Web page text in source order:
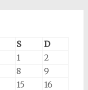
S
D
1
2
8
9
15
16